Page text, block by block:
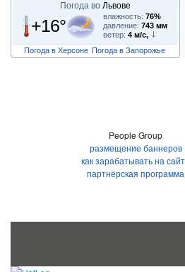
Погода во Львове
+16° влажность: 76%
давление: 743 мм
ветер: 4 м/с,
Погода в Херсоне Погода в Запорожье
People Group
размещение баннеров
как зарабатывать на
партнёрская программа